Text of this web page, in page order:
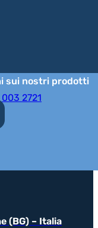
sui nostri prodotti
2721
(BG) – Italia